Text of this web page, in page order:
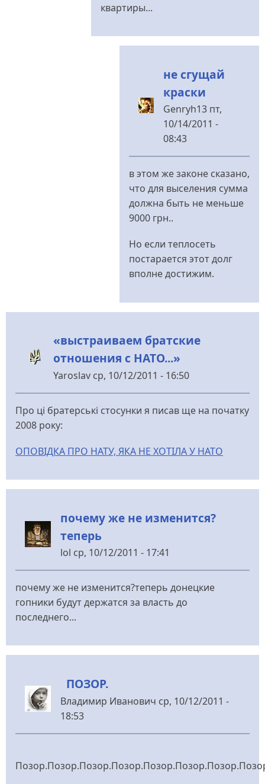
квартиры...
не сгущай
краски
Genryh13 пт,
10/14/2011 -
08:43
У
Друже,
від
BackToRoots
в этом же законе сказано,
что для выселения сумма
должна быть не меньше
9000 грн..
Но если теплосеть
постарается этот долг
вполне достижим.
«выстраиваем братские
отношения с НАТО...»
Yaroslav ср, 10/12/2011 - 16:50
Про ці братерські стосунки я писав ще на початку
2008 року:
ОПОВІДКА ПРО НАТУ, ЯКА НЕ ХОТІЛА У НАТО
почему же не изменится?
теперь
lol ср, 10/12/2011 - 17:41
почему же не изменится?теперь донецкие
гопники будут держатся за власть до
последнего...
ПОЗОР.
Владимир Иванович ср, 10/12/2011 -
18:53